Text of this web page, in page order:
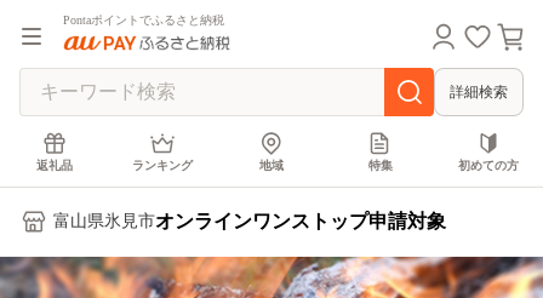
Pontaポイントでふるさと納税
詳細検索
返礼品 ランキング 地域 特集 初めての方
富山県氷見市オンラインワンストップ申請対象